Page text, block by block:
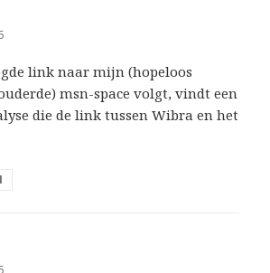
link naar mijn (hopeloos
msn-space volgt, vindt een
die de link tussen Wibra en het